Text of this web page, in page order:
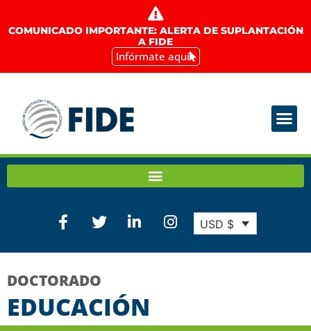
COMUNICADO IMPORTANTE: ALERTA DE SUPLANTACIÓN
A FIDE
Infórmate aquí
USD $
DOCTORADO
EDUCACIÓN